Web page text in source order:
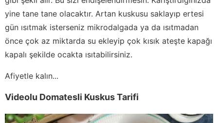
yine tane tane olacaktır. Artan kuskusu saklayıp ertesi
gün ısıtmak isterseniz mikrodalgada ya da ısıtmadan
önce çok az miktarda su ekleyip çok kısık ateşte kapağı
kapalı şekilde ocakta ısıtabilirsiniz.
Afiyetle kalın...
Videolu Domatesli Kuskus Tarifi